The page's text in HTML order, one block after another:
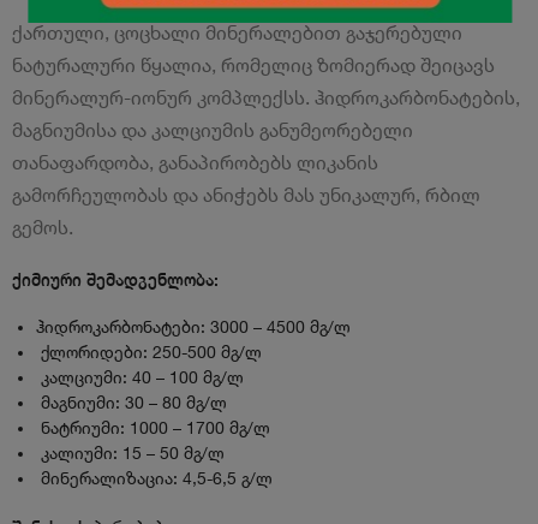
ქართული, ცოცხალი მინერალებით გაჯერებული
ნატურალური წყალია, რომელიც ზომიერად შეიცავს
მინერალურ-იონურ კომპლექსს. ჰიდროკარბონატების,
მაგნიუმისა და კალციუმის განუმეორებელი
თანაფარდობა, განაპირობებს ლიკანის
გამორჩეულობას და ანიჭებს მას უნიკალურ, რბილ
გემოს.
ქიმიური შემადგენლობა:
ჰიდროკარბონატები: 3000 – 4500 მგ/ლ
ქლორიდები: 250-500 მგ/ლ
კალციუმი: 40 – 100 მგ/ლ
მაგნიუმი: 30 – 80 მგ/ლ
ნატრიუმი: 1000 – 1700 მგ/ლ
კალიუმი: 15 – 50 მგ/ლ
მინერალიზაცია: 4,5-6,5 გ/ლ